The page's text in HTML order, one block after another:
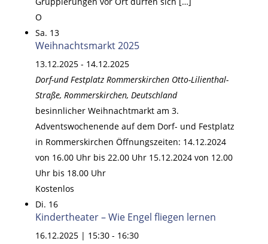
O
Sa. 13
Weihnachtsmarkt 2025
13.12.2025- 14.12.2025
Dorf-und Festplatz Rommerskirchen Otto-Lilienthal-
Straße, Rommerskirchen, Deutschland
besinnlicher Weihnachtmarkt am 3.
Adventswochenende auf dem Dorf- und Festplatz
in Rommerskirchen Öffnungszeiten: 14.12.2024
von 16.00 Uhr bis 22.00 Uhr 15.12.2024 von 12.00
Uhr bis 18.00 Uhr
Kostenlos
Di. 16
Kindertheater – Wie Engel fliegen lernen
16.12.2025 | 15:30- 16:30